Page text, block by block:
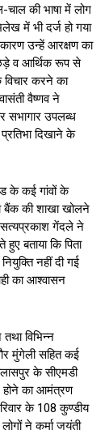
की भाषा में लोग
में भी दर्ज हो गया
उन्हें आरक्षण का
व आर्थिक रूप से
विचार करने का
वैष्णव ने
सभागार उपलब्ध
दिखाने के
के कई गांवों के
बैंक की शाखा खोलने
सत्यप्रकाश गेंदले ने
बताया कि पिता
नहीं दी गई
का आश्वासन
विभिन्न
मुंगेली सहित कई
के सीएमडी
होने का आमंत्रण
के 108 कुण्डीय
ने कर्मा जयंती